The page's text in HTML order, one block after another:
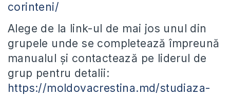
corinteni/
Alege de la link-ul de mai jos unul din
grupele unde se completează împreună
manualul și contactează pe liderul de
grup pentru detalii:
https://moldovacrestina.md/studiaza-